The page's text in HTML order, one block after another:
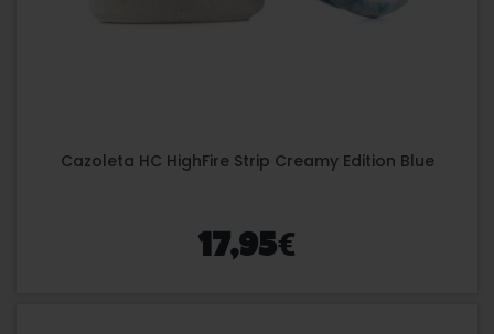
Cazoleta HC HighFire Strip Creamy Edition Blue
17,95€